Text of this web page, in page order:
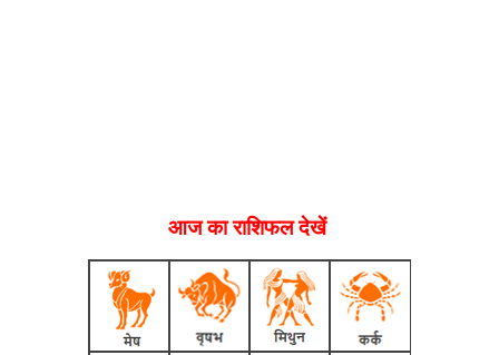
आज का राशिफल देखें